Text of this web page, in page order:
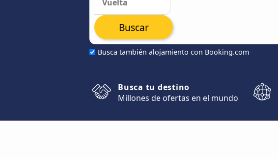
Busca también alojamiento con Booking.com
Buscar
Busca tu destino
Millones de ofertas en el mundo